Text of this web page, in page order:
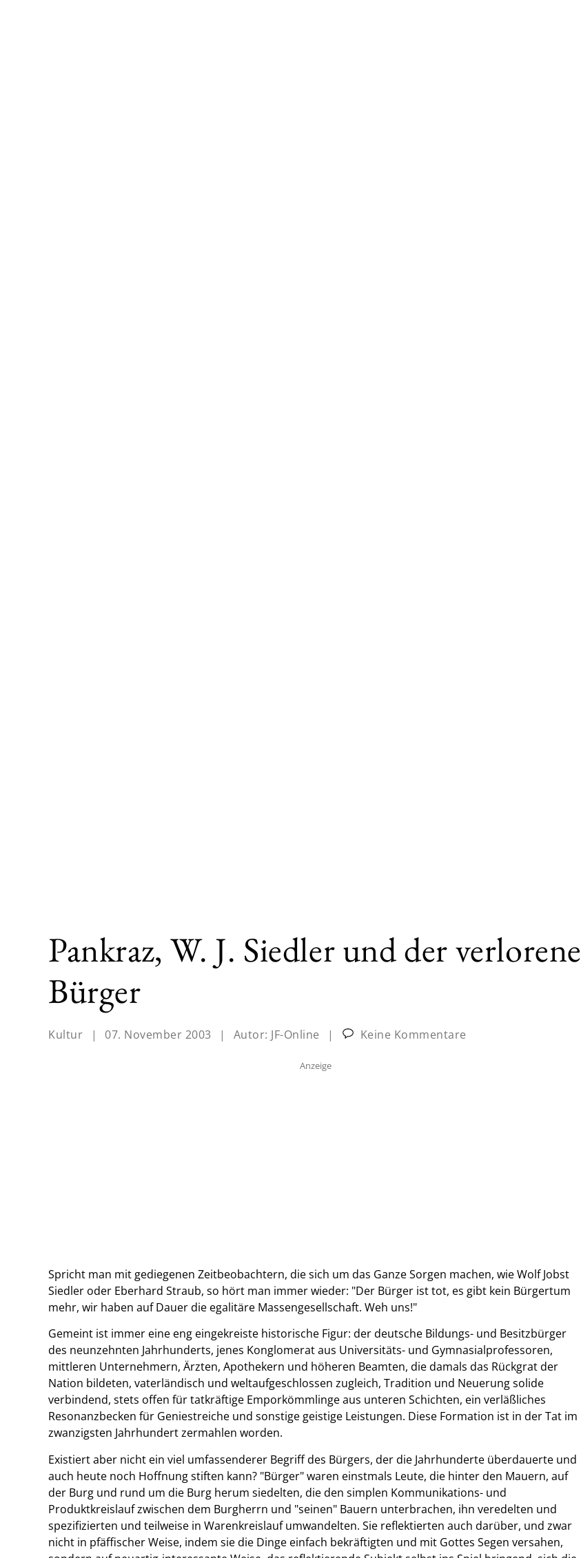
Pankraz, W. J. Siedler und der verlorene
Bürger
Kultur | 07. November 2003 | Autor: JF-Online | Keine Kommentare
Anzeige
Spricht man mit gediegenen Zeitbeobachtern, die sich um das Ganze Sorgen machen, wie Wolf Jobst
Siedler oder Eberhard Straub, so hört man immer wieder: "Der Bürger ist tot, es gibt kein Bürgertum
mehr, wir haben auf Dauer die egalitäre Massengesellschaft. Weh uns!"
Gemeint ist immer eine eng eingekreiste historische Figur: der deutsche Bildungs- und Besitzbürger
des neunzehnten Jahrhunderts, jenes Konglomerat aus Universitäts- und Gymnasialprofessoren,
mittleren Unternehmern, Ärzten, Apothekern und höheren Beamten, die damals das Rückgrat der
Nation bildeten, vaterländisch und weltaufgeschlossen zugleich, Tradition und Neuerung solide
verbindend, stets offen für tatkräftige Emporkömmlinge aus unteren Schichten, ein verläßliches
Resonanzbecken für Geniestreiche und sonstige geistige Leistungen. Diese Formation ist in der Tat im
zwanzigsten Jahrhundert zermahlen worden.
Existiert aber nicht ein viel umfassenderer Begriff des Bürgers, der die Jahrhunderte überdauerte und
auch heute noch Hoffnung stiften kann? "Bürger" waren einstmals Leute, die hinter den Mauern, auf
der Burg und rund um die Burg herum siedelten, die den simplen Kommunikations- und
Produktkreislauf zwischen dem Burgherrn und "seinen" Bauern unterbrachen, ihn veredelten und
spezifizierten und teilweise in Warenkreislauf umwandelten. Sie reflektierten auch darüber, und zwar
nicht in pfäffischer Weise, indem sie die Dinge einfach bekräftigten und mit Gottes Segen versahen,